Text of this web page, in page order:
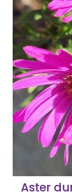
Aster